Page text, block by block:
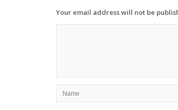
Your email address will not be